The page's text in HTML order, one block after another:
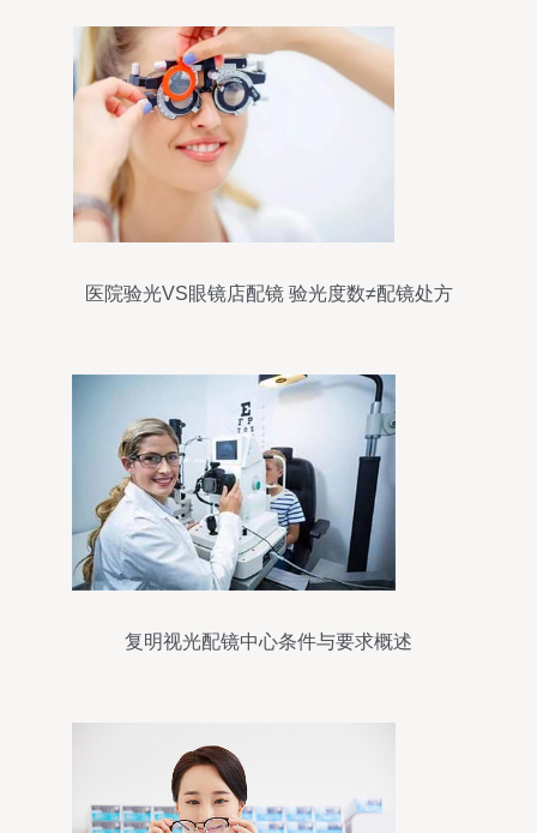
医院验光VS眼镜店配镜 验光度数≠配镜处方
复明视光配镜中心条件与要求概述